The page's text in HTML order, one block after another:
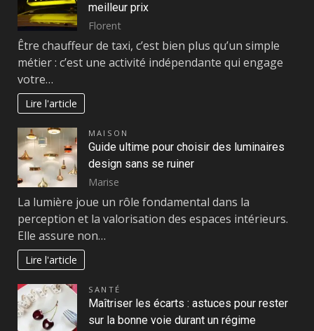
meilleur prix
Florent
Être chauffeur de taxi, c’est bien plus qu’un simple
métier : c’est une activité indépendante qui engage
votre…
Lire l'article
MAISON
Guide ultime pour choisir des luminaires
design sans se ruiner
Marise
La lumière joue un rôle fondamental dans la
perception et la valorisation des espaces intérieurs.
Elle assure non…
Lire l'article
SANTÉ
Maîtriser les écarts : astuces pour rester
sur la bonne voie durant un régime